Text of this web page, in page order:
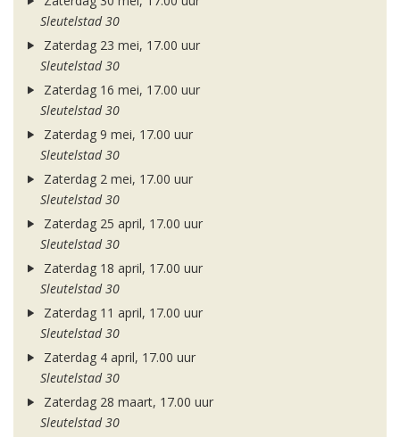
Sleutelstad 30
Zaterdag 23 mei, 17.00 uur
Sleutelstad 30
Zaterdag 16 mei, 17.00 uur
Sleutelstad 30
Zaterdag 9 mei, 17.00 uur
Sleutelstad 30
Zaterdag 2 mei, 17.00 uur
Sleutelstad 30
Zaterdag 25 april, 17.00 uur
Sleutelstad 30
Zaterdag 18 april, 17.00 uur
Sleutelstad 30
Zaterdag 11 april, 17.00 uur
Sleutelstad 30
Zaterdag 4 april, 17.00 uur
Sleutelstad 30
Zaterdag 28 maart, 17.00 uur
Sleutelstad 30